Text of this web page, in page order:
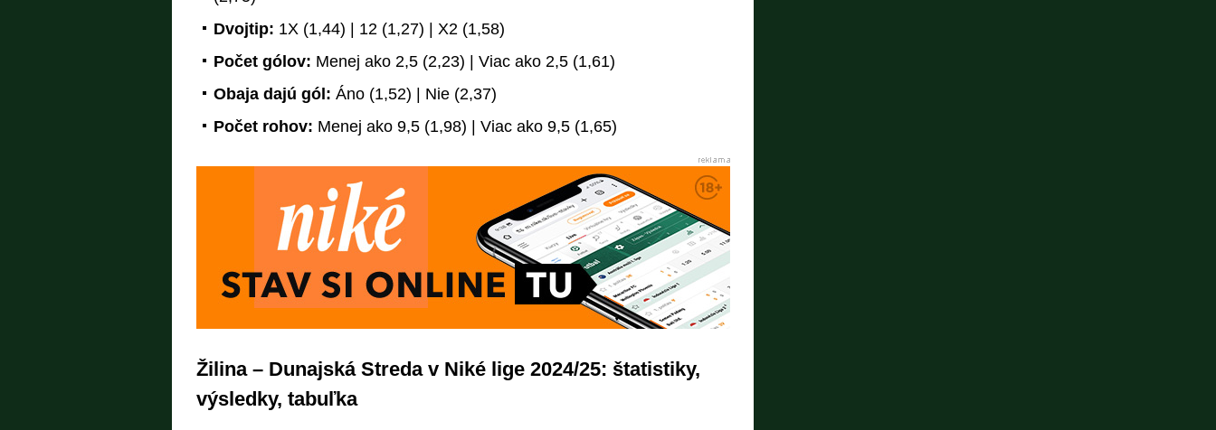
Dvojtip: 1X (1,44) | 12 (1,27) | X2 (1,58)
Počet gólov: Menej ako 2,5 (2,23) | Viac ako 2,5 (1,61)
Obaja dajú gól: Áno (1,52) | Nie (2,37)
Počet rohov: Menej ako 9,5 (1,98) | Viac ako 9,5 (1,65)
Žilina – Dunajská Streda v Niké lige 2024/25: štatistiky,
výsledky, tabuľka